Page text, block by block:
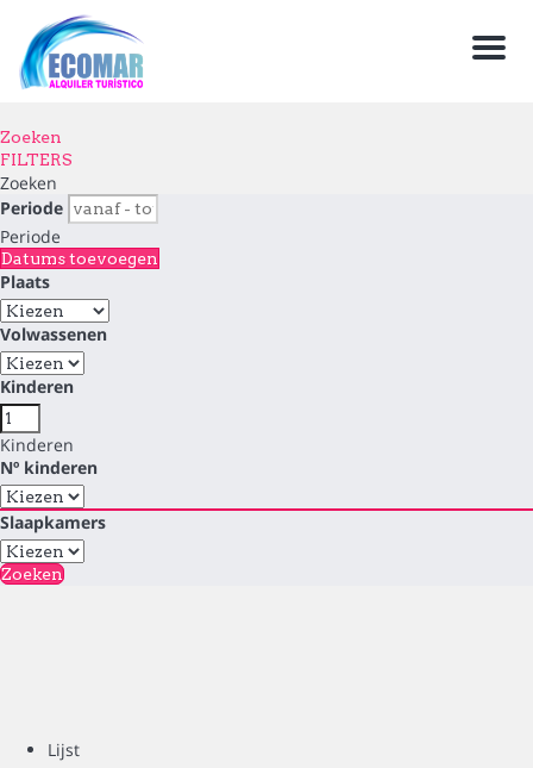
Menu
Zoeken
FILTERS
Zoeken
Periode
Periode
Datums toevoegen
Plaats
Volwassenen
Kinderen
Kinderen
Nº kinderen
Slaapkamers
Zoeken
Lijst